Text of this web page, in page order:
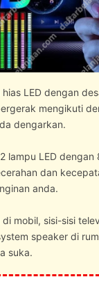
LED dengan
mengikuti
dengarkan.
lampu LED dengan
dan
anda.
mobil, sisi-sisi
speaker di
suka.